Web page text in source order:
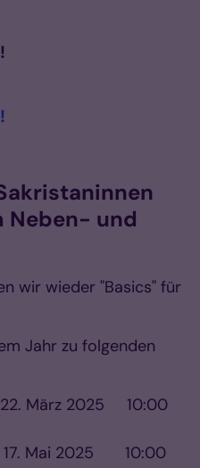
Neben- und
wir wieder "Basics" für
Jahr zu folgenden
März 2025 10:00
Mai 2025 10:00